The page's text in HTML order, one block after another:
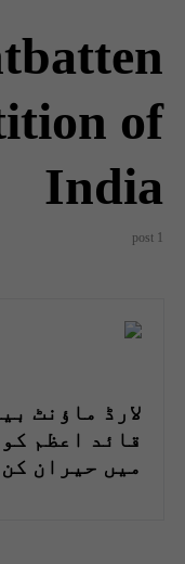
of
India
1 post
لارڈ ماؤنٹ
قائد اعظم
میں حیران